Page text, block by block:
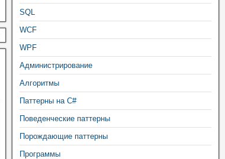
SQL
WCF
WPF
Администрирование
Алгоритмы
Паттерны на C#
Поведенческие паттерны
Порождающие паттерны
Программы